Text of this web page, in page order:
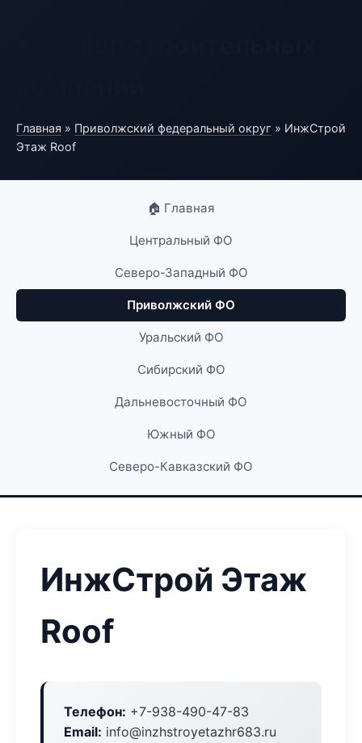
Главная » Приволжский федеральный округ » ИнжСтрой
Этаж Roof
🏠 Главная
Центральный ФО
Северо-Западный ФО
Приволжский ФО
Уральский ФО
Сибирский ФО
Дальневосточный ФО
Южный ФО
Северо-Кавказский ФО
ИнжСтрой Этаж
Roof
Телефон: +7-938-490-47-83
Email: info@inzhstroyetazhr683.ru